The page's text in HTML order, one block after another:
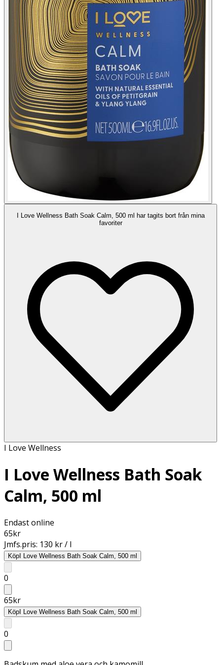
I Love Wellness Bath Soak Calm, 500 ml har tagits bort från mina
favoriter
I Love Wellness
I Love Wellness Bath Soak
Calm, 500 ml
Endast online
65kr
Jmfs.pris: 130 kr / l
KöpI Love Wellness Bath Soak Calm, 500 ml
0
65kr
KöpI Love Wellness Bath Soak Calm, 500 ml
0